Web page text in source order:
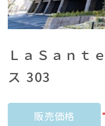
ＬａＳａｎｔ
ス 303
販売価格